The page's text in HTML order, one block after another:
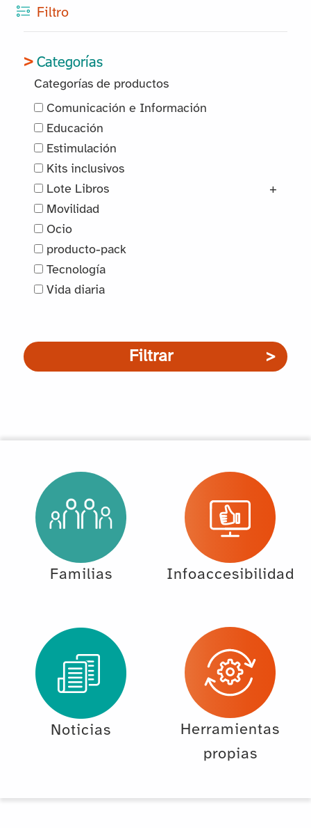
Filtro
Categorías
Categorías de productos
Comunicación e Información
Educación
Estimulación
Kits inclusivos
Lote Libros
+
Movilidad
Ocio
producto-pack
Tecnología
Vida diaria
Filtrar
Familias Infoaccesibilidad
Noticias
Herramientas
propias